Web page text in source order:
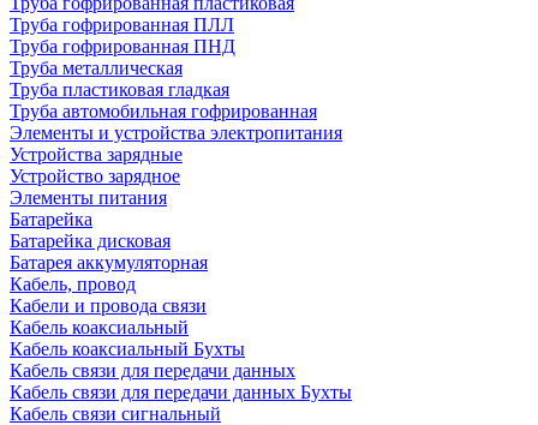
Труба гофрированная ПЛЛ
Труба гофрированная ПНД
Труба металлическая
Труба пластиковая гладкая
Труба автомобильная гофрированная
Элементы и устройства электропитания
Устройства зарядные
Устройство зарядное
Элементы питания
Батарейка
Батарейка дисковая
Батарея аккумуляторная
Кабель, провод
Кабели и провода связи
Кабель коаксиальный
Кабель коаксиальный Бухты
Кабель связи для передачи данных
Кабель связи для передачи данных Бухты
Кабель связи сигнальный